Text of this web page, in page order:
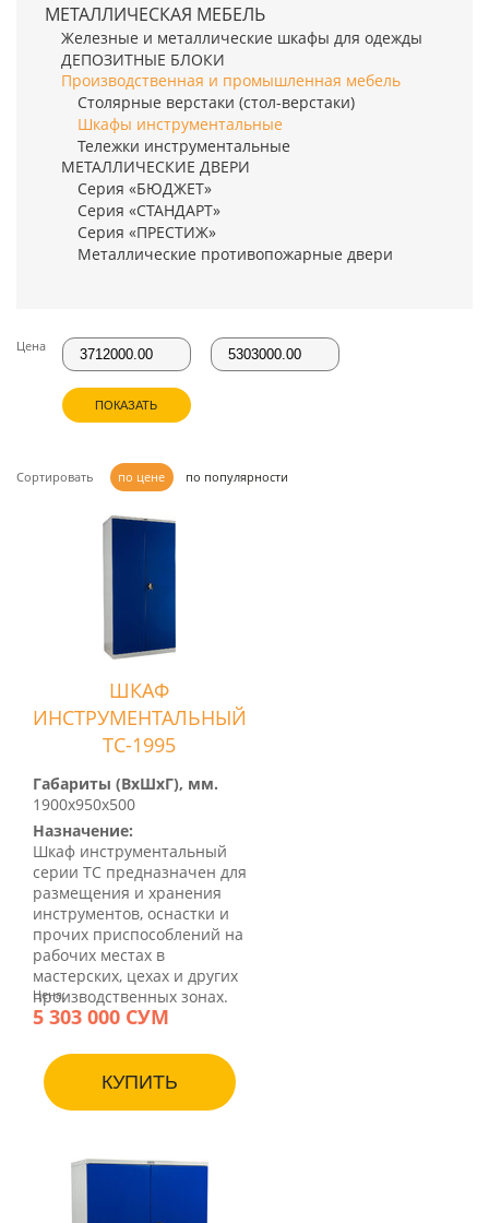
МЕТАЛЛИЧЕСКАЯ МЕБЕЛЬ
Железные и металлические шкафы для одежды
ДЕПОЗИТНЫЕ БЛОКИ
Производственная и промышленная мебель
Столярные верстаки (стол-верстаки)
Шкафы инструментальные
Тележки инструментальные
МЕТАЛЛИЧЕСКИЕ ДВЕРИ
Серия «БЮДЖЕТ»
Серия «СТАНДАРТ»
Серия «ПРЕСТИЖ»
Металлические противопожарные двери
Цена
ПОКАЗАТЬ
Сортировать по цене по популярности
ШКАФ
ИНСТРУМЕНТАЛЬНЫЙ
TC-1995
Габариты (ВхШхГ), мм.
1900х950х500
Назначение:
Шкаф инструментальный
серии ТС предназначен для
размещения и хранения
инструментов, оснастки и
прочих приспособлений на
рабочих местах в
мастерских, цехах и других
производственных зонах.
Цена:
5 303 000 СУМ
КУПИТЬ